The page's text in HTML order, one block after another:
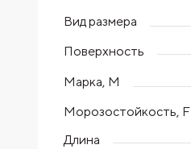
Вид размера
Поверхность
Марка, М
Морозостойкость, F
Длина